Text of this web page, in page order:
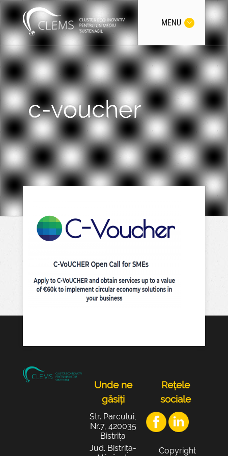
MENU
c-voucher
Unde ne
găsiți
Str. Parcului,
Nr.7, 420035
Bistrița
Jud. Bistrița-
Rețele
sociale
Copyright